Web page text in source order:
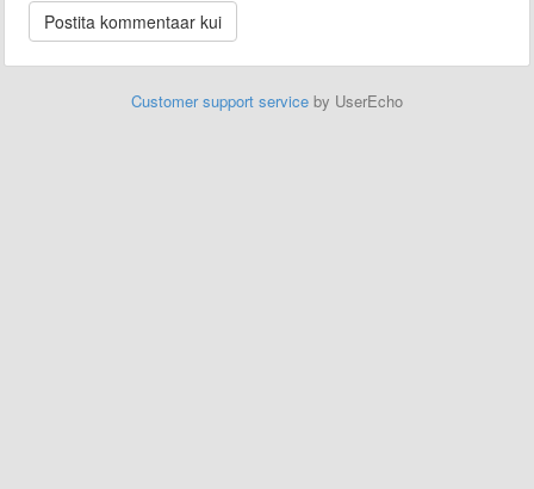
Customer support service by UserEcho